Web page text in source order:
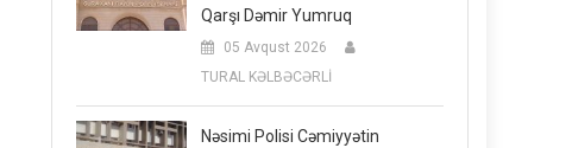
Qarşı Dəmir Yumruq
05 Avqust 2026
TURAL KƏLBƏCƏRLİ
Nəsimi Polisi Cəmiyyətin